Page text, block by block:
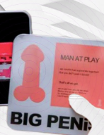
an toàn khi bảo